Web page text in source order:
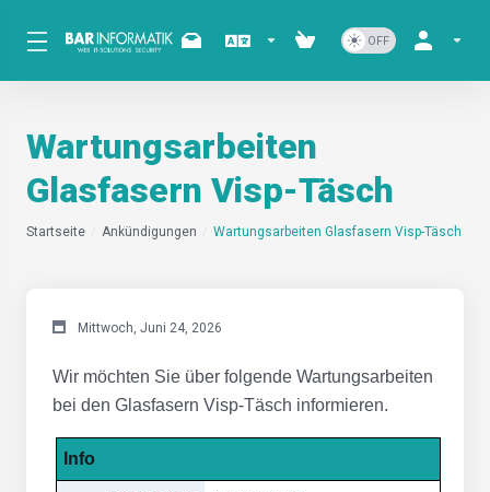
Wartungsarbeiten
Glasfasern Visp-Täsch
Startseite Ankündigungen Wartungsarbeiten Glasfasern Visp-Täsch
Mittwoch, Juni 24, 2026
Wir möchten Sie über folgende Wartungsarbeiten
bei den Glasfasern Visp-Täsch informieren.
Info